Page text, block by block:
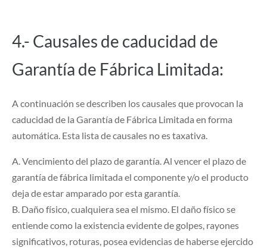
4.- Causales de caducidad de
Garantía de Fábrica Limitada:
A continuación se describen los causales que provocan la
caducidad de la Garantía de Fábrica Limitada en forma
automática. Esta lista de causales no es taxativa.
A. Vencimiento del plazo de garantía. Al vencer el plazo de
garantía de fábrica limitada el componente y/o el producto
deja de estar amparado por esta garantía.
B. Daño físico, cualquiera sea el mismo. El daño físico se
entiende como la existencia evidente de golpes, rayones
significativos, roturas, posea evidencias de haberse ejercido